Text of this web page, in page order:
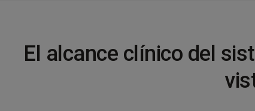
El alcance clínico del